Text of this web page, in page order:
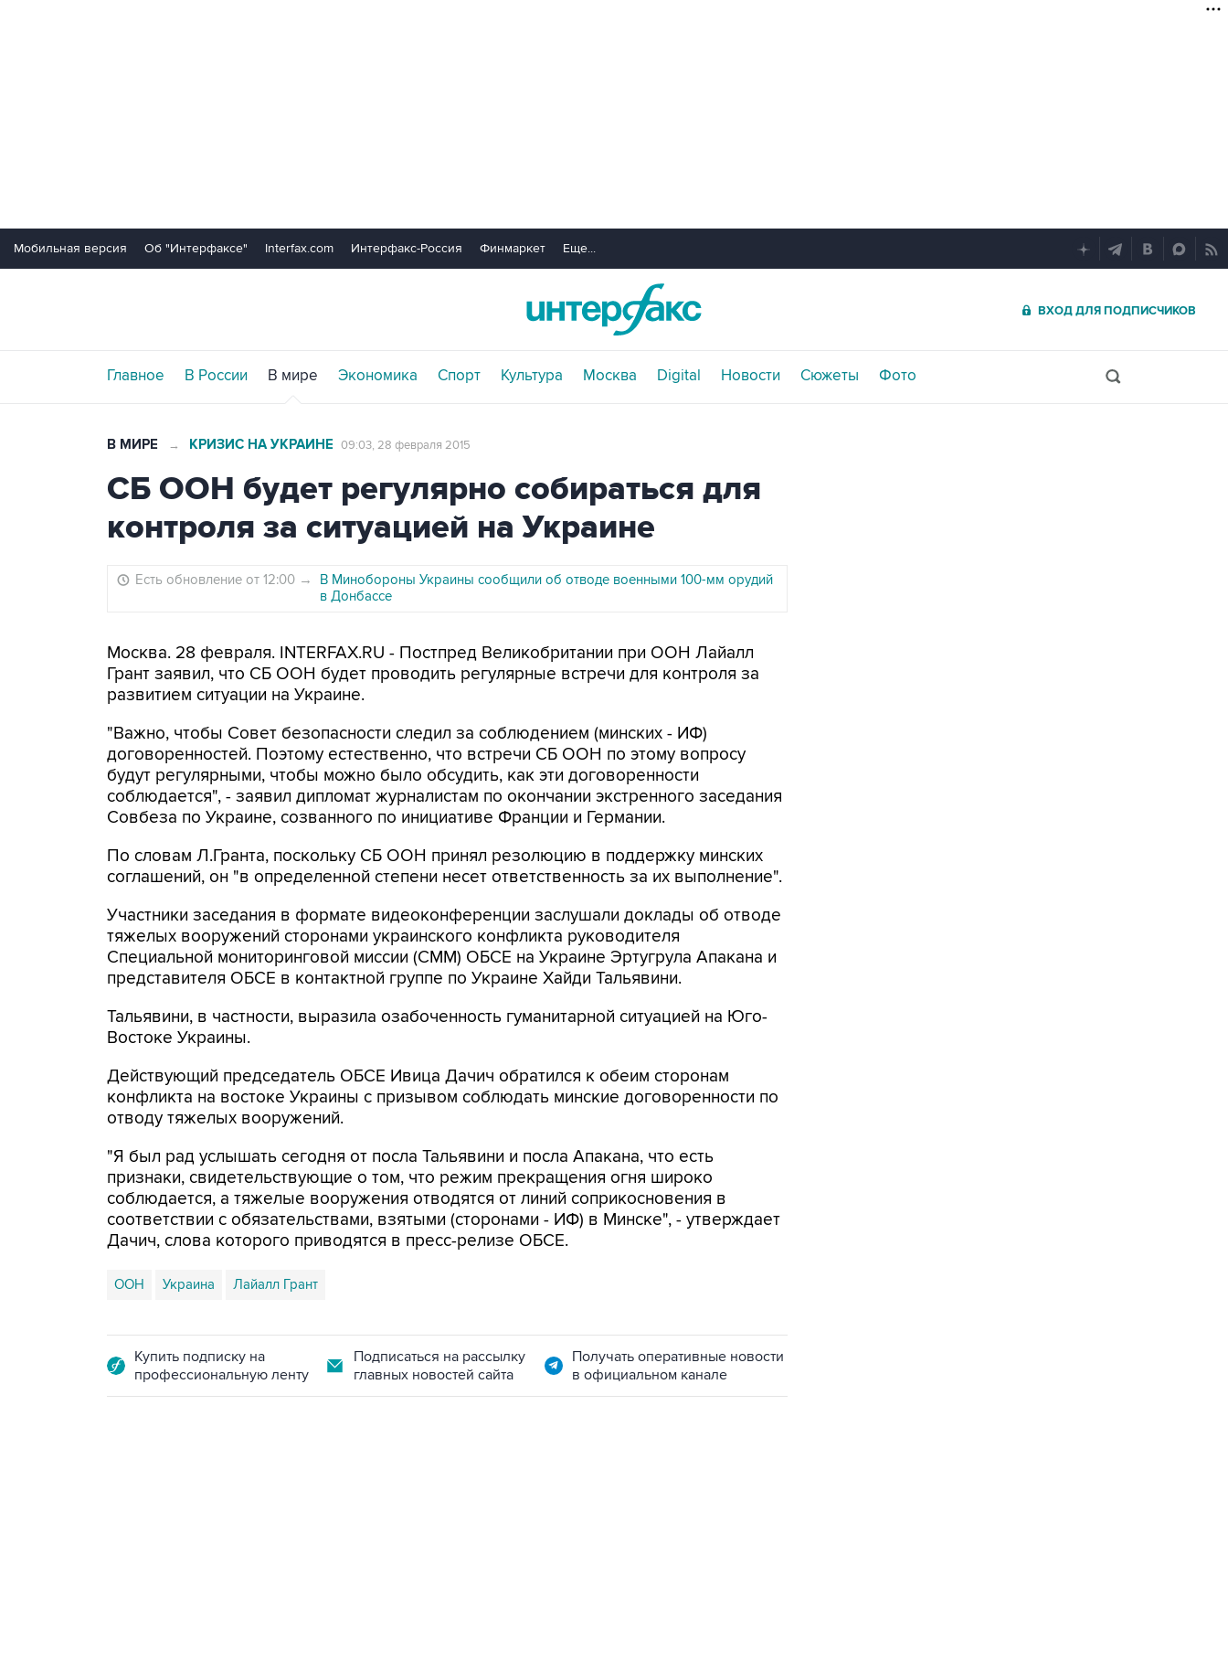
Мобильная версия Об "Интерфаксе" Interfax.com Интерфакс-Россия Финмаркет Еще...
ВХОД ДЛЯ ПОДПИСЧИКОВ
Главное В России В мире Экономика Спорт Культура Москва Digital Новости Сюжеты Фото
В МИРЕ → КРИЗИС НА УКРАИНЕ 09:03, 28 февраля 2015
СБ ООН будет регулярно собираться для
контроля за ситуацией на Украине
Есть обновление от 12:00 →
В Минобороны Украины сообщили об отводе военными 100-мм орудий
в Донбассе
Москва. 28 февраля. INTERFAX.RU - Постпред Великобритании при ООН Лайалл
Грант заявил, что СБ ООН будет проводить регулярные встречи для контроля за
развитием ситуации на Украине.
"Важно, чтобы Совет безопасности следил за соблюдением (минских - ИФ)
договоренностей. Поэтому естественно, что встречи СБ ООН по этому вопросу
будут регулярными, чтобы можно было обсудить, как эти договоренности
соблюдается", - заявил дипломат журналистам по окончании экстренного заседания
Совбеза по Украине, созванного по инициативе Франции и Германии.
По словам Л.Гранта, поскольку СБ ООН принял резолюцию в поддержку минских
соглашений, он "в определенной степени несет ответственность за их выполнение".
Участники заседания в формате видеоконференции заслушали доклады об отводе
тяжелых вооружений сторонами украинского конфликта руководителя
Специальной мониторинговой миссии (СММ) ОБСЕ на Украине Эртугрула Апакана и
представителя ОБСЕ в контактной группе по Украине Хайди Тальявини.
Тальявини, в частности, выразила озабоченность гуманитарной ситуацией на Юго-
Востоке Украины.
Действующий председатель ОБСЕ Ивица Дачич обратился к обеим сторонам
конфликта на востоке Украины с призывом соблюдать минские договоренности по
отводу тяжелых вооружений.
"Я был рад услышать сегодня от посла Тальявини и посла Апакана, что есть
признаки, свидетельствующие о том, что режим прекращения огня широко
соблюдается, а тяжелые вооружения отводятся от линий соприкосновения в
соответствии с обязательствами, взятыми (сторонами - ИФ) в Минске", - утверждает
Дачич, слова которого приводятся в пресс-релизе ОБСЕ.
ООН Украина Лайалл Грант
Купить подписку на
профессиональную ленту
Подписаться на рассылку
главных новостей сайта
Получать оперативные новости
в официальном канале